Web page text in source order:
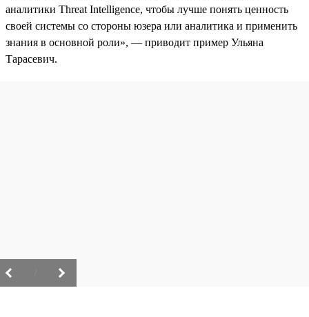
аналитики Threat Intelligence, чтобы лучше понять ценность
своей системы со стороны юзера или аналитика и применить
знания в основной роли», — приводит пример Ульяна
Тарасевич.